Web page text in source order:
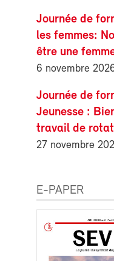
Journée de
les femmes:
être une
6 novembre
Journée de
Jeunesse :
travail de
27 novembre
E-PAPER